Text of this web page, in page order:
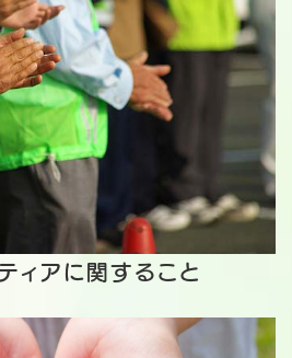
ィアに関すること